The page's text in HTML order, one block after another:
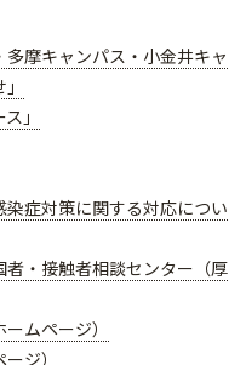
摩キャンパス・小金井キャ
」
症対策に関する対応につい
・接触者相談センター（厚
ムページ）
ジ）